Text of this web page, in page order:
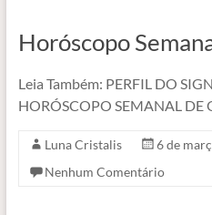
Horóscopo
Leia Também: PERFIL DO
HORÓSCOPO SEMANAL DE
Luna Cristalis 6 de
Nenhum Comentário